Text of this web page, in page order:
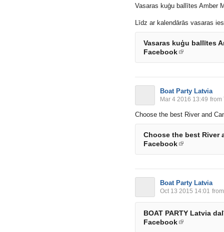
Vasaras kuģu ballītes Amber
Līdz ar kalendārās vasaras
Vasaras kuģu ballītes
Facebook
Boat Party Latvia
Mar 4 2016 13:49 from
Choose the best River and
Choose the best River
Facebook
Boat Party Latvia
Oct 13 2015 14:01
BOAT PARTY Latvia
Facebook